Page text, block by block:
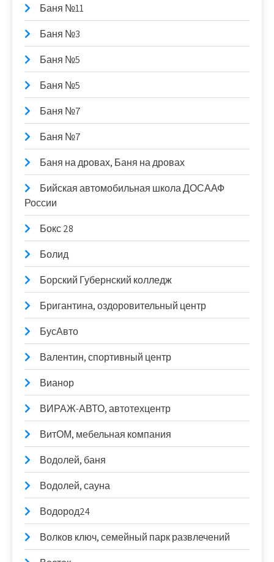
Баня №11
Баня №3
Баня №5
Баня №5
Баня №7
Баня №7
Баня на дровах, Баня на дровах
Бийская автомобильная школа ДОСААФ
России
Бокс 28
Болид
Борский Губернский колледж
Бригантина, оздоровительный центр
БусАвто
Валентин, спортивный центр
Вианор
ВИРАЖ-АВТО, автотехцентр
ВитОМ, мебельная компания
Водолей, баня
Водолей, сауна
Водород24
Волков ключ, семейный парк развлечений